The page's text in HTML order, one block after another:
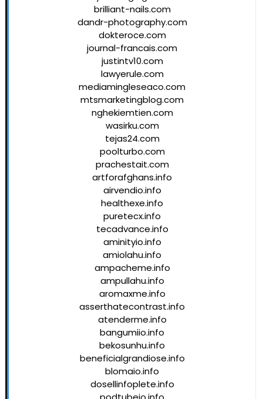
brilliant-nails.com
dandr-photography.com
dokteroce.com
journal-francais.com
justintv10.com
lawyerule.com
mediamingleseaco.com
mtsmarketingblog.com
nghekiemtien.com
wasirku.com
tejas24.com
poolturbo.com
prachestait.com
artforafghans.info
airvendio.info
healthexe.info
puretecx.info
tecadvance.info
aminityio.info
amiolahu.info
ampacheme.info
ampullahu.info
aromaxme.info
asserthatecontrast.info
atenderme.info
bangumiio.info
bekosunhu.info
beneficialgrandiose.info
blomaio.info
dosellinfoplete.info